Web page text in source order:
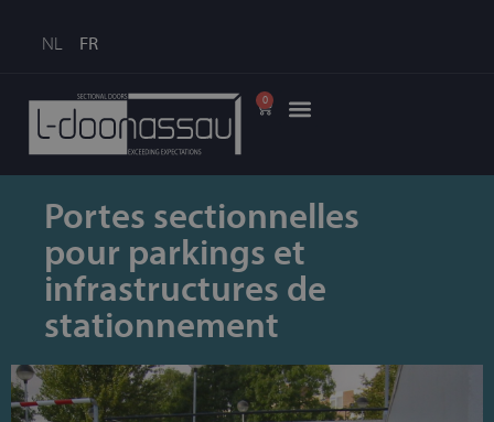
NL FR
0
Portes sectionnelles
pour parkings et
infrastructures de
stationnement